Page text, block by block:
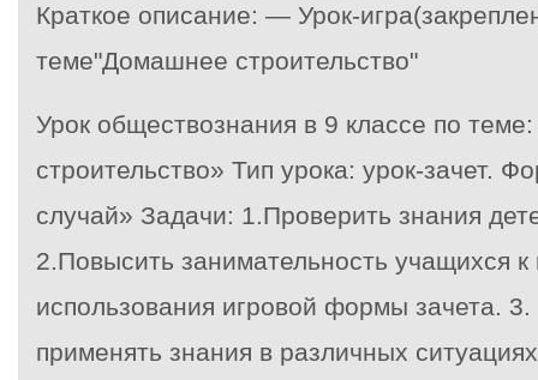
Краткое описание: — Урок-
теме"Домашнее строительство"
Урок обществознания в 9 классе по
строительство» Тип урока: урок-зачет.
случай» Задачи: 1.Проверить знания
2.Повысить занимательность учащихся к
использования игровой формы зачета.
применять знания в различных